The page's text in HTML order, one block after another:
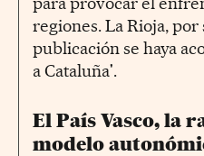
regiones. La Rioja,
publicación se haya
a Cataluña'.
El País Vasco, la
modelo